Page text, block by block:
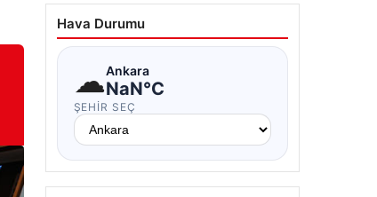
Hava Durumu
☁Ankara
NaN°C
ŞEHIR SEÇ